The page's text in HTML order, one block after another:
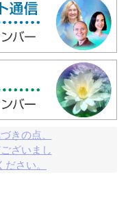
きの点、
ざいまし
さい。